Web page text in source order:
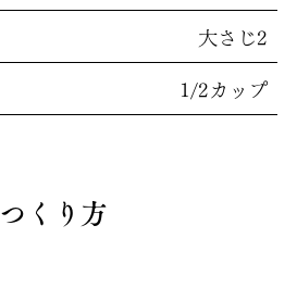
大さじ2
1/2カップ
つくり方